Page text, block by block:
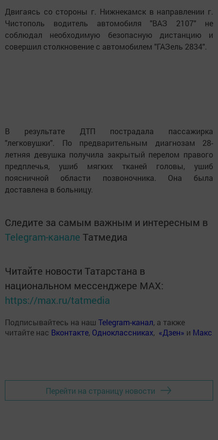
Двигаясь со стороны г. Нижнекамск в направлении г.
Чистополь водитель автомобиля "ВАЗ 2107" не
соблюдал необходимую безопасную дистанцию и
совершил столкновение с автомобилем "ГАЗель 2834".
В результате ДТП пострадала пассажирка
"легковушки". По предварительным диагнозам 28-
летняя девушка получила закрытый перелом правого
предплечья, ушиб мягких тканей головы, ушиб
поясничной области позвоночника. Она была
доставлена в больницу.
Следите за самым важным и интересным в
Telegram-канале Татмедиа
Читайте новости Татарстана в
национальном мессенджере MАХ:
https://max.ru/tatmedia
Подписывайтесь на наш Telegram-канал, а также
читайте нас Вконтакте, Одноклассниках, «Дзен» и Макс
Перейти на страницу новости